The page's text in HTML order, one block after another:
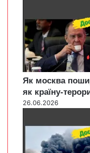
Як москва
як країну-
26.06.2026